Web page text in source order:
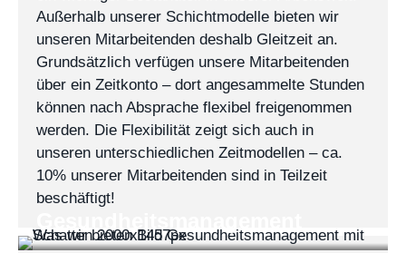
Außerhalb unserer Schichtmodelle bieten wir
unseren Mitarbeitenden deshalb Gleitzeit an.
Grundsätzlich verfügen unsere Mitarbeitenden
über ein Zeitkonto – dort angesammelte Stunden
können nach Absprache flexibel freigenommen
werden. Die Flexibilität zeigt sich auch in
unseren unterschiedlichen Zeitmodellen – ca.
10% unserer Mitarbeitenden sind in Teilzeit
beschäftigt!